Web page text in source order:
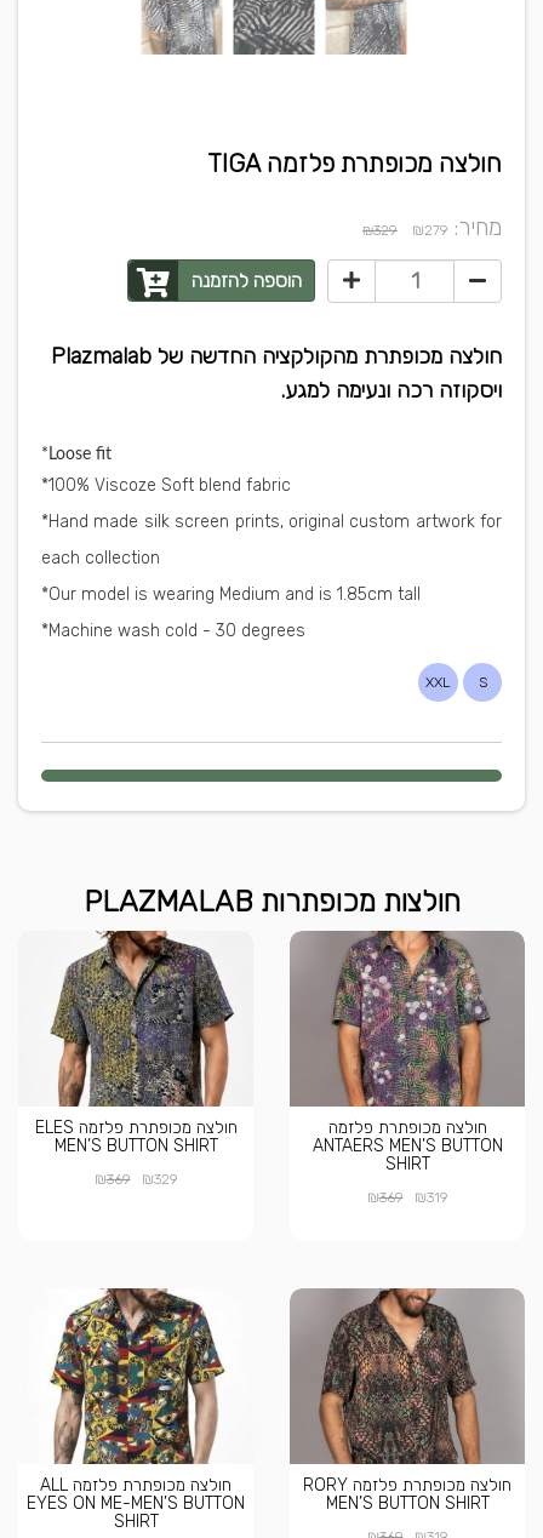
חולצה מכופתרת פלזמה TIGA
מחיר: ₪279
₪329
הוספה להזמנה
חולצה מכופתרת מהקולקציה החדשה של Plazmalab
ויסקוזה רכה ונעימה למגע.
Loose fit*
*100% Viscoze Soft blend fabric
*Hand made silk screen prints, original custom artwork for
each collection
*Our model is wearing Medium and is 1.85cm tall
*Machine wash cold - 30 degrees
S
XXL
חולצות מכופתרות PLAZMALAB
חולצה מכופתרת פלזמה
ANTAERS MEN’S BUTTON
SHIRT
₪319
₪369
חולצה מכופתרת פלזמה ELES
MEN’S BUTTON SHIRT
₪329
₪369
חולצה מכופתרת פלזמה RORY
MEN’S BUTTON SHIRT
חולצה מכופתרת פלזמה ALL
EYES ON ME-MEN’S BUTTON
SHIRT